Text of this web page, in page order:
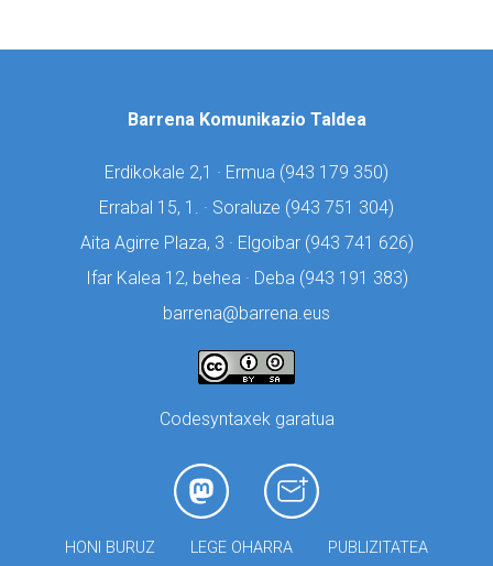
Barrena Komunikazio Taldea
Erdikokale 2,1 · Ermua (943 179 350)
Errabal 15, 1. · Soraluze (943 751 304)
Aita Agirre Plaza, 3 · Elgoibar (943 741 626)
Ifar Kalea 12, behea · Deba (943 191 383)
barrena@barrena.eus
Codesyntaxek garatua
HONI BURUZ LEGE OHARRA PUBLIZITATEA